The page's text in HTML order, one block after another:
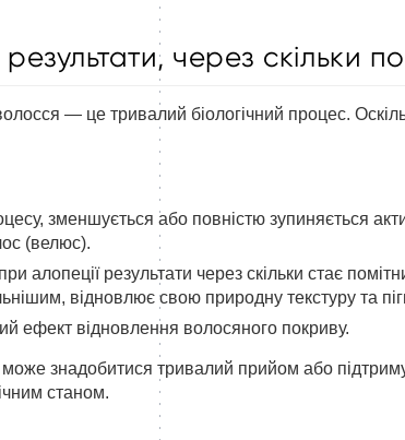
результати, через скільки
— це тривалий біологічний процес.
зменшується або повністю зупиняється
(велюс).
при алопеції результати через скільки стає
відновлює свою природну текстуру та
ефект відновлення волосяного покриву.
знадобитися тривалий прийом або
станом.